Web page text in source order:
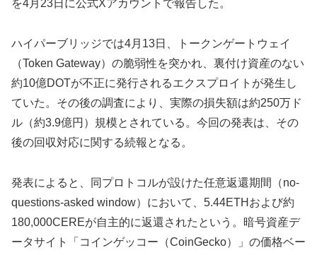
を4月23日に公式Xアカウントで報告した。
ハイパーブリッジでは4月13日、トークンゲートウェイ
（Token Gateway）の脆弱性を突かれ、裏付け資産のない
約10億DOTが不正に発行されるエクスプロイトが発生し
ていた。その後の調査により、実際の損失額は約250万ド
ル（約3.9億円）規模とされている。今回の発表は、その
後の回収対応に関する続報となる。
発表によると、同プロトコルが設けた任意返還期間（no-
questions-asked window）において、5.44ETHおよび約
180,000CEREが自主的に返還されたという。暗号資産デ
ータサイト「コインゲッコー（CoinGecko）」の価格ベー